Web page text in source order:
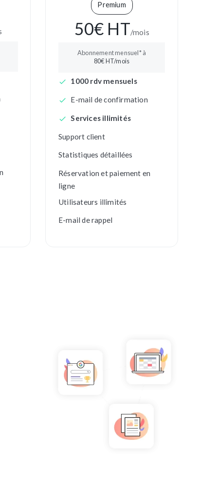
Premium
50€ HT/mois
Abonnement mensuel* à
80€ HT/mois
1000 rdv mensuels
E-mail de confirmation
Services illimités
Support client
Statistiques détaillées
Réservation et paiement en
ligne
Utilisateurs illimités
E-mail de rappel